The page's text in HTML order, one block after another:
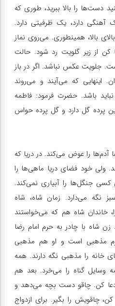
دست‌ها را بالا ببرید، طوری که
دارد، یک ظرفیتی دارد.
بالا، همینطوری. می‌روی نماز
کن از زیر گلویت رد شود. حالت
جلویت عکس نباشد. اگر در باز
اینهایی که می‌آیند و می‌روند
باشد. حضرت فرمود: فاطمه
پرده گل دارد و گل پرده حواس
آدم‌ها را عوض می‌کند. در دریا که
ولی خود فضای دریا ماهی‌ها را
کسی جنگل‌ها را آبیاری نمی‌کند.
نگه می‌دارد. زمان شاه، شاه
خاندان شاه هم که می‌خواستند
زن شاه با چادر به حرم امام رضا
مذهبی است و او هم مذهبی
خانه را مذهبی نگه دارند. همه
وسایل گناه را می‌خرد. بعد هم
کن. چاقو دست بچه می‌دهد و
چاقویش را بگیر. برای ازدواج